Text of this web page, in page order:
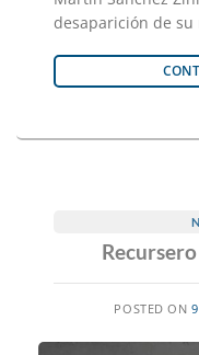
desaparición de su
POSTED ON